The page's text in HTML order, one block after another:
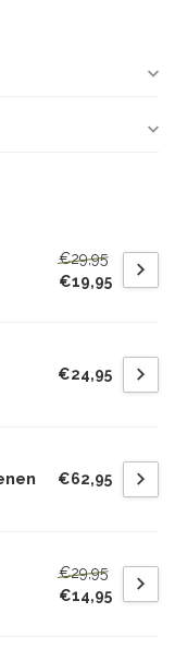
€29,95
€19,95
€24,95
€62,95
€29,95
€14,95